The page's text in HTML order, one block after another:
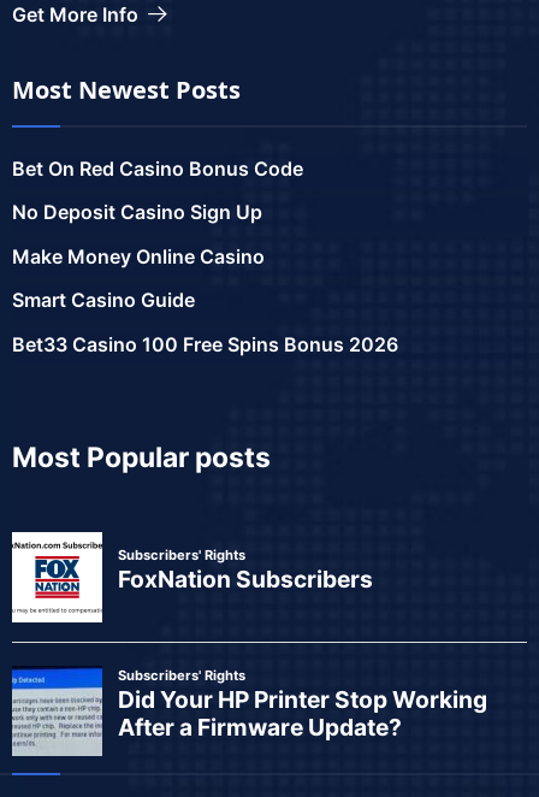
Get More Info
Most Newest Posts
Bet On Red Casino Bonus Code
No Deposit Casino Sign Up
Make Money Online Casino
Smart Casino Guide
Bet33 Casino 100 Free Spins Bonus 2026
Most Popular posts